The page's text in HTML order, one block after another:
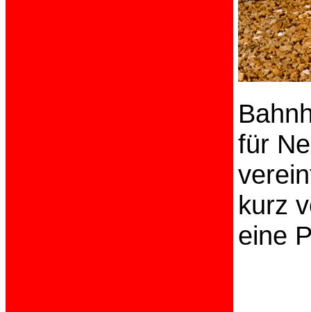
für
kurz
eine